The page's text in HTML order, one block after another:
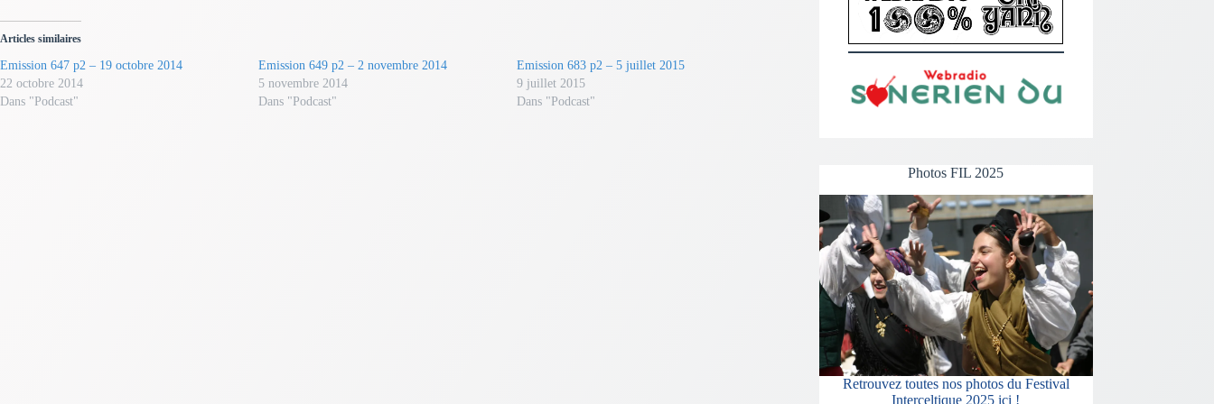
Articles similaires
Emission 647 p2 – 19 octobre 2014
22 octobre 2014
Dans "Podcast"
Emission 649 p2 – 2 novembre 2014
5 novembre 2014
Dans "Podcast"
Emission 683 p2 – 5 juillet 2015
9 juillet 2015
Dans "Podcast"
Photos FIL 2025
Retrouvez toutes nos photos du Festival
Interceltique 2025 ici !